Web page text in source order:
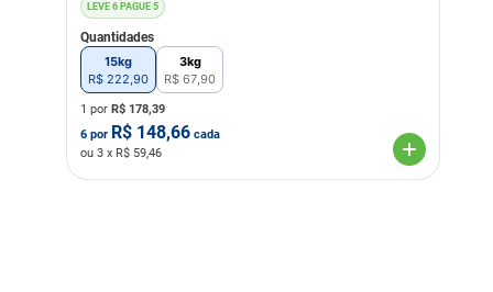
LEVE 6 PAGUE 5
Quantidades
15kg
R$ 222,90
3kg
R$ 67,90
1 por R$ 178,39
6 por R$ 148,66 cada
ou 3 x R$ 59,46